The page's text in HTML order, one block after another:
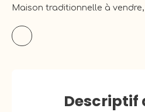
Maison traditionnelle à vendre,
Descriptif